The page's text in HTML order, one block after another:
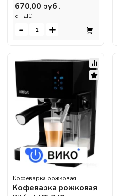
670,00 руб..
c НДС
- +
Кофеварка рожковая
Кофеварка рожковая